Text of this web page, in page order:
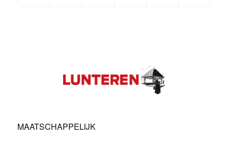
MAATSCHAPPELIJK